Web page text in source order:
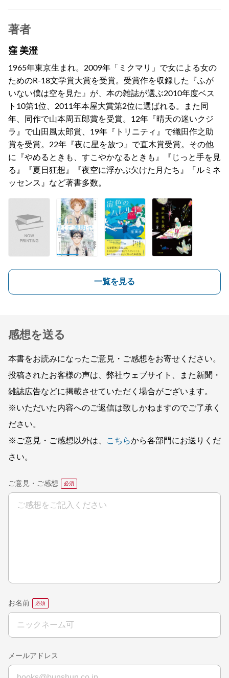
著者
窪 美澄
1965年東京生まれ。2009年「ミクマリ」で女による女の
ためのR-18文学賞大賞を受賞。受賞作を収録した『ふが
いない僕は空を見た』が、本の雑誌が選ぶ2010年度ベス
ト10第1位、2011年本屋大賞第2位に選ばれる。また同
年、同作で山本周五郎賞を受賞。12年『晴天の迷いクジ
ラ』で山田風太郎賞、19年『トリニティ』で織田作之助
賞を受賞。22年『夜に星を放つ』で直木賞受賞。その他
に『やめるときも、すこやかなるときも』『じっと手を見
る』『夏日狂想』『夜空に浮かぶ欠けた月たち』『ルミネ
ッセンス』など著書多数。
一覧を見る
感想を送る
本書をお読みになったご意見・ご感想をお寄せください。
投稿されたお客様の声は、弊社ウェブサイト、また新聞・
雑誌広告などに掲載させていただく場合がございます。
※いただいた内容へのご返信は致しかねますのでご了承く
ださい。
※ご意見・ご感想以外は、
こちらから各部門にお送りくだ
さい。
ご意見・ご感想
お名前
メールアドレス